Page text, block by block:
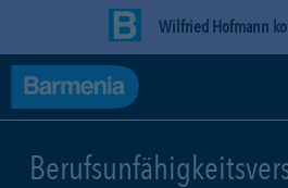
Wilfried Hofmann